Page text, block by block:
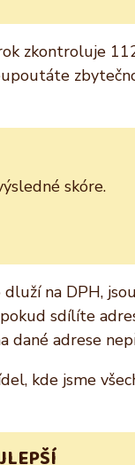
zkontroluje
skóre.
na DPH,
sdílíte
dané adrese
kde jsme